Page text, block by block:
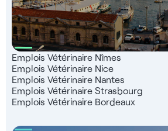
Emplois Vétérinaire Nîmes
Emplois Vétérinaire Nice
Emplois Vétérinaire Nantes
Emplois Vétérinaire Strasbourg
Emplois Vétérinaire Bordeaux